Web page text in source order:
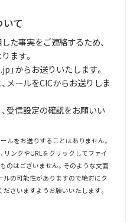
て
た事実をご連絡するため、
ます。
」からお送りいたします。
メールをCICからお送りしま
受信設定の確認をお願いい
ルをお送りすることはありません。
リンクやURLをクリックしてファイ
のはございません。そのような文面
ルの可能性がありますので絶対にク
ださいますようお願いいたします。